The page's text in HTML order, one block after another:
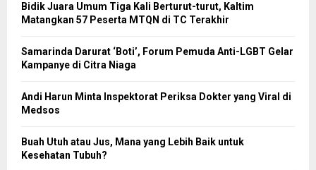
Bidik Juara Umum Tiga Kali Berturut-turut, Kaltim
Matangkan 57 Peserta MTQN di TC Terakhir
Samarinda Darurat ‘Boti’, Forum Pemuda Anti-LGBT Gelar
Kampanye di Citra Niaga
Andi Harun Minta Inspektorat Periksa Dokter yang Viral di
Medsos
Buah Utuh atau Jus, Mana yang Lebih Baik untuk
Kesehatan Tubuh?